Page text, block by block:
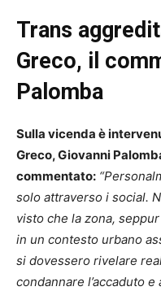
Trans
Greco, il
Palomba
Sulla vicenda è
Greco, Giovanni
commentato:
solo attraverso i social.
visto che la zona,
in un contesto urbano
si dovessero rivelare
condannare l’accaduto